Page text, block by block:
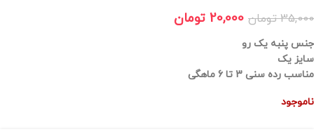
35,000 تومان 20,000 تومان
جنس پنبه یک رو
سایز یک
مناسب رده سنی 3 تا 6 ماهگی
ناموجود